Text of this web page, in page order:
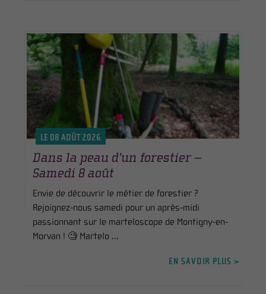
LE 08 AOÛT 2026
Dans la peau d’un forestier –
Samedi 8 août
Envie de découvrir le métier de forestier ?
Rejoignez-nous samedi pour un après-midi
passionnant sur le marteloscope de Montigny-en-
Morvan ! 🧐 Martelo ...
EN SAVOIR PLUS >